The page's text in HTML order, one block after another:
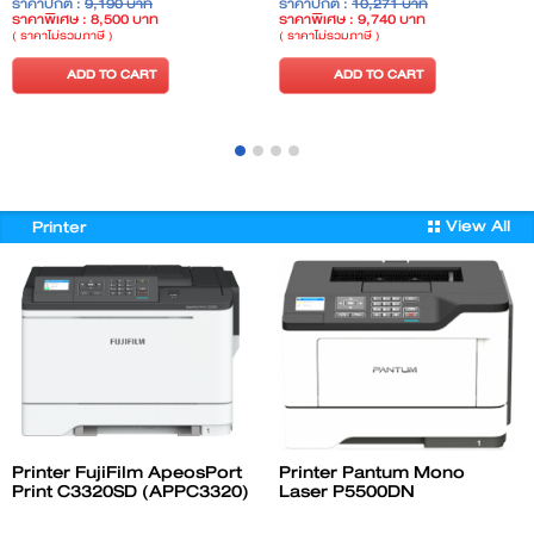
ราคาพิเศษ : 8,500 บาท
( ราคาไม่รวมภาษี )
ADD TO CART
RJ-45, Audio line-out
ราคาพิเศษ : 9,740 บาท
( ราคาไม่รวมภาษี )
ADD TO CART
Printer View All
Printer FujiFilm ApeosPort
Print C3320SD (APPC3320)
Printer Pantum Mono
Laser P5500DN